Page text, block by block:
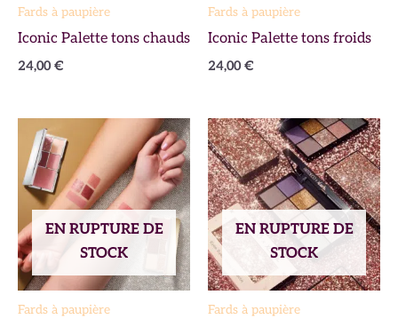
Fards à paupière
Iconic Palette tons chauds
24,00 €
Fards à paupière
Iconic Palette tons froids
24,00 €
EN RUPTURE DE
STOCK
Fards à paupière
EN RUPTURE DE
STOCK
Fards à paupière